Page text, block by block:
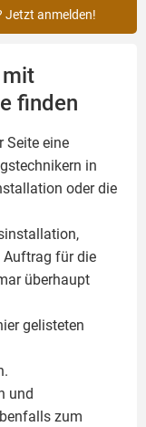
Jetzt anmelden!
mit
finden
Seite eine
in
oder die
Auftrag für die
überhaupt
gelisteten
und
zum